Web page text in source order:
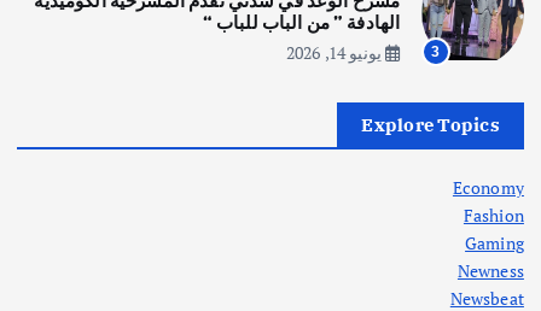
أغسطس 5, 2026
في جذور المشكلة وحلولها المستدامة
3
الهادفة ” من الباب للباب “
يونيو 14, 2026
Explore Topics
Economy
Fashion
Gaming
Newness
Newsbeat